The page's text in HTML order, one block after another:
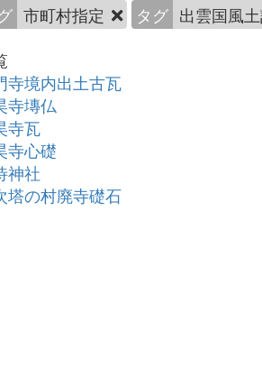
市町村指定 タグ 出雲国風
寺境内出土古瓦
寺塼仏
寺瓦
寺心礎
神社
塔の村廃寺礎石